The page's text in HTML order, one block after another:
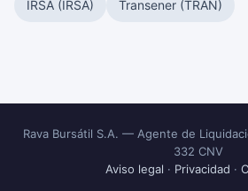
IRSA (IRSA) Transener (TRAN)
Rava Bursátil S.A. — Agente de
332 CNV
Aviso legal · Privacidad ·